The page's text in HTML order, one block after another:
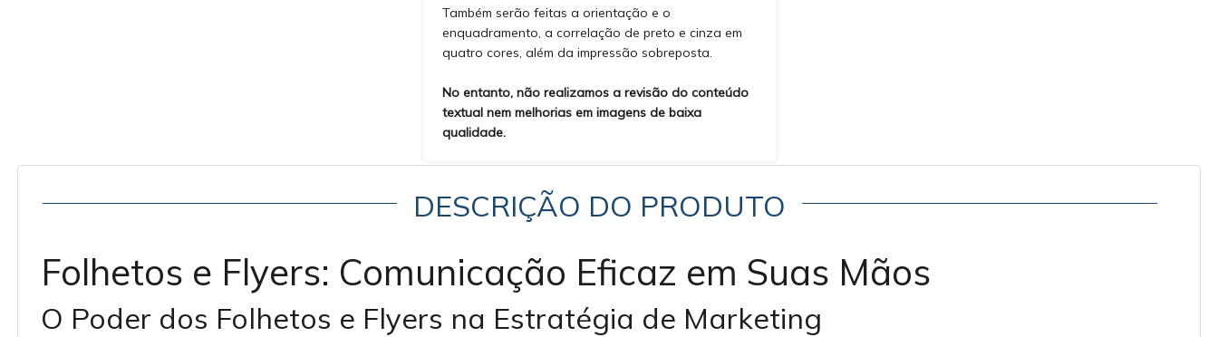
Também serão feitas a orientação e o
enquadramento, a correlação de preto e cinza em
quatro cores, além da impressão sobreposta.
No entanto, não realizamos a revisão do conteúdo
textual nem melhorias em imagens de baixa
qualidade.
DESCRIÇÃO DO PRODUTO
Folhetos e Flyers: Comunicação Eficaz em Suas Mãos
O Poder dos Folhetos e Flyers na Estratégia de Marketing